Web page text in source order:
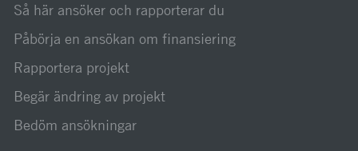
Så här ansöker och rapporterar du
Påbörja en ansökan om finansiering
Rapportera projekt
Begär ändring av projekt
Bedöm ansökningar